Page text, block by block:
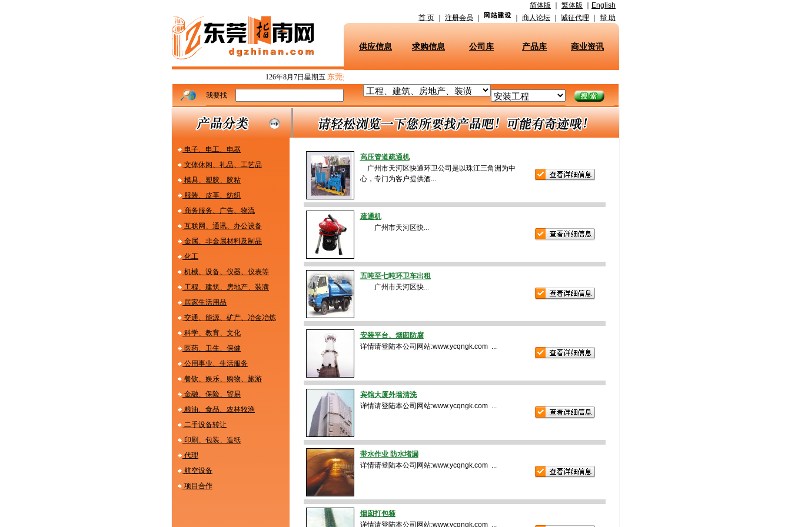
简体版 繁体版
English
首 页
注册会员 商人论坛 诚征代理 帮 助
供应信息 求购信息 公司库 产品库 商业资讯
126年8月7日星期五 东莞指南网
我要找
电子、电工、电器
文体休闲、礼品、工艺品
模具、塑胶、胶粘
服装、皮革、纺织
商务服务、广告、物流
互联网、通讯、办公设备
金属、非金属材料及制品
化工
机械、设备、仪器、仪表等
工程、建筑、房地产、装潢
居家生活用品
交通、能源、矿产、冶金冶炼
科学、教育、文化
医药、卫生、保健
公用事业、生活服务
餐钦、娱乐、购物、旅游
金融、保险、贸易
粮油、食品、农林牧渔
二手设备转让
印刷、包装、造纸
代理
航空设备
项目合作
高压管道疏通机
广州市天河区快通环卫公司是以珠江三角洲为中
心，专门为客户提供酒...
疏通机
广州市天河区快...
五吨至七吨环卫车出租
广州市天河区快...
安装平台、烟囱防腐
详情请登陆本公司网站:www.ycqngk.com ...
宾馆大厦外墙清洗
详情请登陆本公司网站:www.ycqngk.com ...
带水作业 防水堵漏
详情请登陆本公司网站:www.ycqngk.com ...
烟囱打包箍
详情请登陆本公司网站:www.ycqngk.com ...